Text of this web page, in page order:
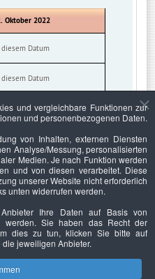
Oktober 2022
Datum
Datum
Datum
Datum
Datum
Datum
und vergleichbare Funktionen zur
und personenbezogenen Daten.
von Inhalten, externen Diensten
Analyse/Messung, personalisierten
Medien. Je nach Funktion werden
und von diesen verarbeitet. Diese
unserer Website nicht erforderlich
unten widerrufen werden.
Ihre Daten auf Basis von
werden. Sie haben das Recht der
dies zu tun, klicken Sie bitte auf
jeweiligen Anbieter.